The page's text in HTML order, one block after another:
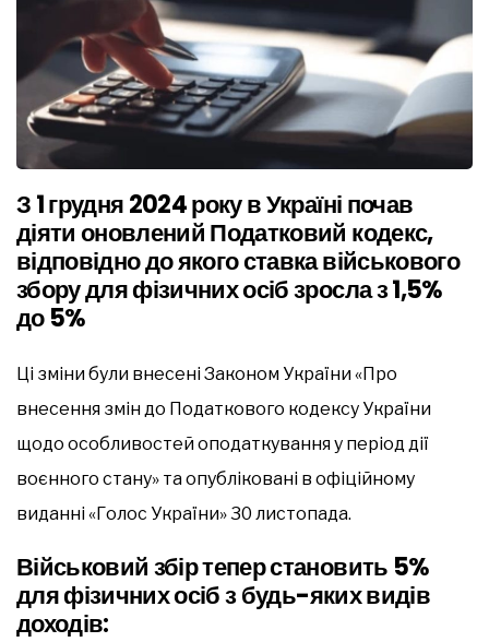
З 1 грудня 2024 року в Україні почав
діяти оновлений Податковий кодекс,
відповідно до якого ставка військового
збору для фізичних осіб зросла з 1,5%
до 5%
Ці зміни були внесені Законом України «Про
внесення змін до Податкового кодексу України
щодо особливостей оподаткування у період дії
воєнного стану» та опубліковані в офіційному
виданні «Голос України» 30 листопада.
Військовий збір тепер становить 5%
для фізичних осібз будь-яких видів
доходів: